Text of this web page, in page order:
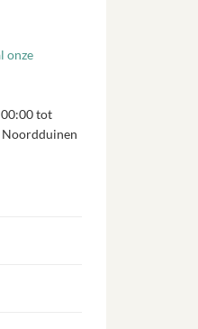
onze
00:00 tot
Noordduinen